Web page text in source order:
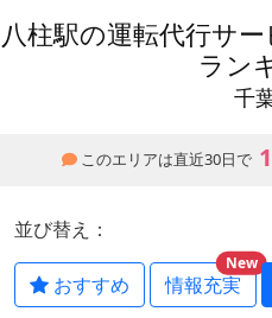
八柱駅の運転代行サ
ラン
千
このエリアは直近30日で
並び替え：
おすすめ 情報充実
New